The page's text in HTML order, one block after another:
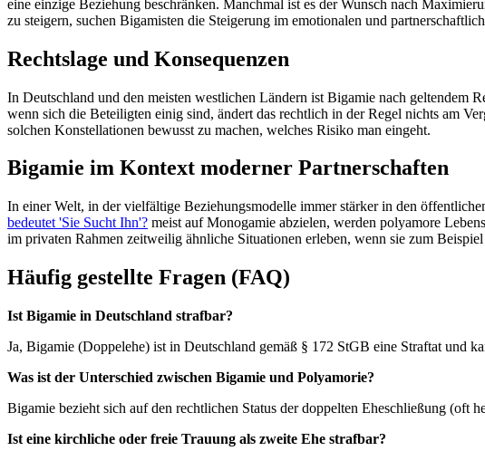
eine einzige Beziehung beschränken. Manchmal ist es der Wunsch nach
zu steigern, suchen Bigamisten die Steigerung im emotionalen und
Rechtslage und Konsequenzen
In Deutschland und den meisten westlichen Ländern ist Bigamie nach geltendem
wenn sich die Beteiligten einig sind, ändert das rechtlich in der Regel nichts am
solchen Konstellationen bewusst zu machen, welches Risiko man eingeht.
Bigamie im Kontext moderner Partnerschaften
In einer Welt, in der vielfältige Beziehungsmodelle immer stärker in den
bedeutet 'Sie Sucht Ihn'? meist auf Monogamie abzielen, werden polyamore
im privaten Rahmen zeitweilig ähnliche Situationen erleben, wenn sie zum
Häufig gestellte Fragen (FAQ)
Ist Bigamie in Deutschland strafbar?
Ja, Bigamie (Doppelehe) ist in Deutschland gemäß § 172 StGB eine Straftat und
Was ist der Unterschied zwischen Bigamie und Polyamorie?
Bigamie bezieht sich auf den rechtlichen Status der doppelten Eheschließung (oft
Ist eine kirchliche oder freie Trauung als zweite Ehe strafbar?